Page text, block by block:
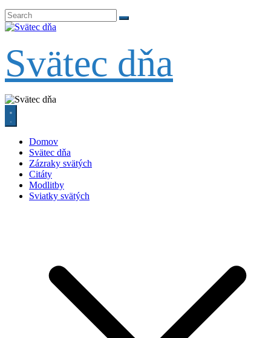
Svätec dňa
Domov
Svätec dňa
Zázraky svätých
Citáty
Modlitby
Sviatky svätých